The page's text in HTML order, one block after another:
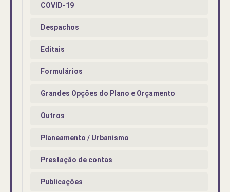
COVID-19
Despachos
Editais
Formulários
Grandes Opções do Plano e Orçamento
Outros
Planeamento / Urbanismo
Prestação de contas
Publicações